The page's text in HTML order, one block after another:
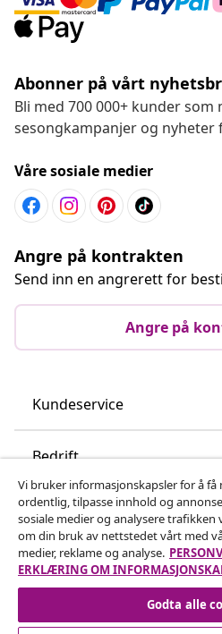
Abonner på vårt
Bli med 700 000+ kunder
sesongkampanjer og nyheter
Våre sosiale medier
Angre på kontrakten
Send inn en angrerett for
Angre på
Kundeservice
Bedrift
vidaXL
Oppdag mer
Vi bruker informasjonskapsler for å
ordentlig, tilpasse innhold og
sosiale medier og analysere trafikken
om din bruk av nettstedet vårt med
medier, reklame og analyse.
ERKLÆRING OM
Godta alle